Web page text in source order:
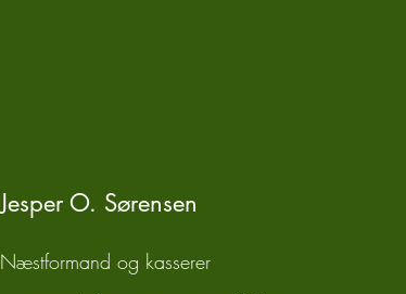
Jesper O. Sørensen
Næstformand og kasserer